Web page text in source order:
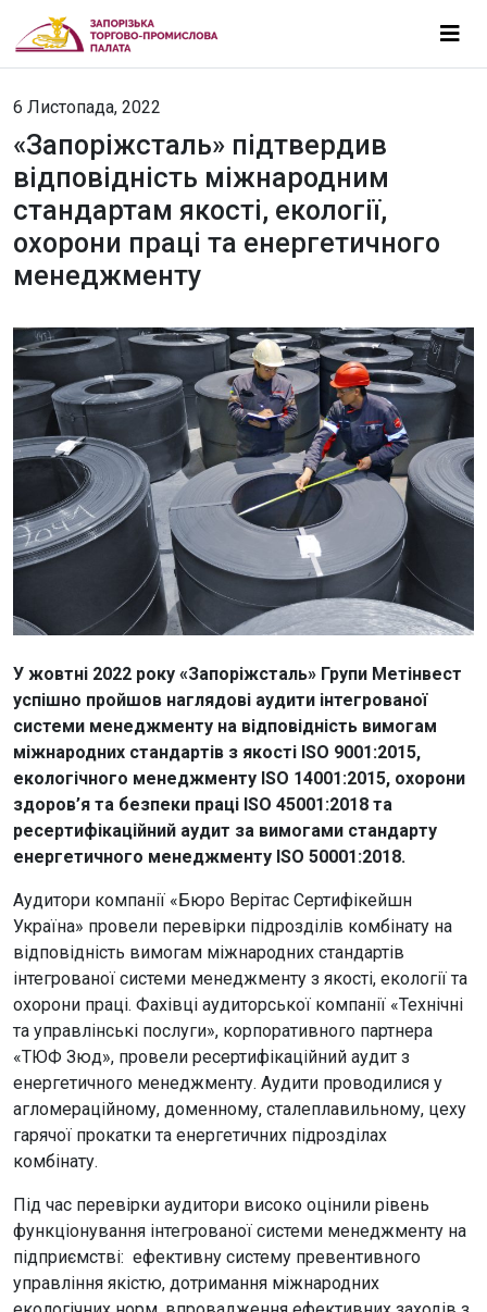
6 Листопада, 2022
«Запоріжсталь» підтвердив
відповідність міжнародним
стандартам якості, екології,
охорони праці та енергетичного
менеджменту
У жовтні 2022 року «Запоріжсталь» Групи Метінвест
успішно пройшов наглядові аудити інтегрованої
системи менеджменту на відповідність вимогам
міжнародних стандартів з якості ISO 9001:2015,
екологічного менеджменту ISO 14001:2015, охорони
здоров’я та безпеки праці ISO 45001:2018 та
ресертифікаційний аудит за вимогами стандарту
енергетичного менеджменту ISO 50001:2018.
Аудитори компанії «Бюро Верітас Сертифікейшн
Україна» провели перевірки підрозділів комбінату на
відповідність вимогам міжнародних стандартів
інтегрованої системи менеджменту з якості, екології та
охорони праці. Фахівці аудиторської компанії «Технічні
та управлінські послуги», корпоративного партнера
«ТЮФ Зюд», провели ресертифікаційний аудит з
енергетичного менеджменту. Аудити проводилися у
агломераційному, доменному, сталеплавильному, цеху
гарячої прокатки та енергетичних підрозділах
комбінату.
Під час перевірки аудитори високо оцінили рівень
функціонування інтегрованої системи менеджменту на
підприємстві: ефективну систему превентивного
управління якістю, дотримання міжнародних